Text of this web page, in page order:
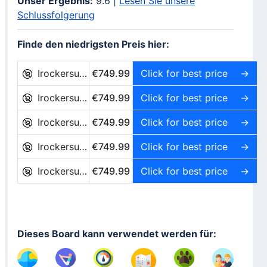
Schlussfolgerung
Finde den niedrigsten Preis hier:
Irockersup.eu €749.99 Click for best price
Irockersup.eu €749.99 Click for best price
Irockersup.eu €749.99 Click for best price
Irockersup.eu €749.99 Click for best price
Irockersup.eu €749.99 Click for best price
Dieses Board kann verwendet werden für: